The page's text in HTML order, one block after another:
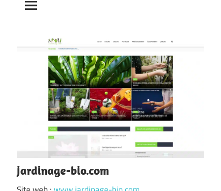
jardinage-bio.com